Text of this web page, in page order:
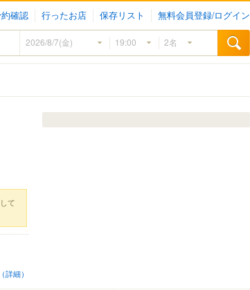
確認 行ったお店 保存リスト 無料会員登録/ログイン
て
詳細）